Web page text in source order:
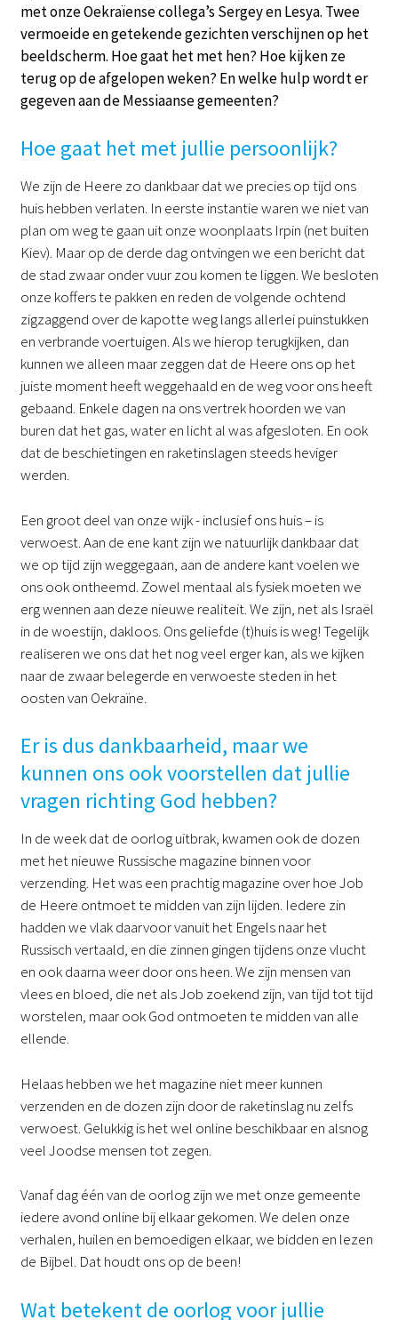
met onze Oekraïense collega’s Sergey en Lesya. Twee
vermoeide en getekende gezichten verschijnen op het
beeldscherm. Hoe gaat het met hen? Hoe kijken ze
terug op de afgelopen weken? En welke hulp wordt er
gegeven aan de Messiaanse gemeenten?
Hoe gaat het met jullie persoonlijk?
We zijn de Heere zo dankbaar dat we precies op tijd ons
huis hebben verlaten. In eerste instantie waren we niet van
plan om weg te gaan uit onze woonplaats Irpin (net buiten
Kiev). Maar op de derde dag ontvingen we een bericht dat
de stad zwaar onder vuur zou komen te liggen. We besloten
onze koffers te pakken en reden de volgende ochtend
zigzaggend over de kapotte weg langs allerlei puinstukken
en verbrande voertuigen. Als we hierop terugkijken, dan
kunnen we alleen maar zeggen dat de Heere ons op het
juiste moment heeft weggehaald en de weg voor ons heeft
gebaand. Enkele dagen na ons vertrek hoorden we van
buren dat het gas, water en licht al was afgesloten. En ook
dat de beschietingen en raketinslagen steeds heviger
werden.
Een groot deel van onze wijk - inclusief ons huis – is
verwoest. Aan de ene kant zijn we natuurlijk dankbaar dat
we op tijd zijn weggegaan, aan de andere kant voelen we
ons ook ontheemd. Zowel mentaal als fysiek moeten we
erg wennen aan deze nieuwe realiteit. We zijn, net als Israël
in de woestijn, dakloos. Ons geliefde (t)huis is weg! Tegelijk
realiseren we ons dat het nog veel erger kan, als we kijken
naar de zwaar belegerde en verwoeste steden in het
oosten van Oekraïne.
Er is dus dankbaarheid, maar we
kunnen ons ook voorstellen dat jullie
vragen richting God hebben?
In de week dat de oorlog uitbrak, kwamen ook de dozen
met het nieuwe Russische magazine binnen voor
verzending. Het was een prachtig magazine over hoe Job
de Heere ontmoet te midden van zijn lijden. Iedere zin
hadden we vlak daarvoor vanuit het Engels naar het
Russisch vertaald, en die zinnen gingen tijdens onze vlucht
en ook daarna weer door ons heen. We zijn mensen van
vlees en bloed, die net als Job zoekend zijn, van tijd tot tijd
worstelen, maar ook God ontmoeten te midden van alle
ellende.
Helaas hebben we het magazine niet meer kunnen
verzenden en de dozen zijn door de raketinslag nu zelfs
verwoest. Gelukkig is het wel online beschikbaar en alsnog
veel Joodse mensen tot zegen.
Vanaf dag één van de oorlog zijn we met onze gemeente
iedere avond online bij elkaar gekomen. We delen onze
verhalen, huilen en bemoedigen elkaar, we bidden en lezen
de Bijbel. Dat houdt ons op de been!
Wat betekent de oorlog voor jullie